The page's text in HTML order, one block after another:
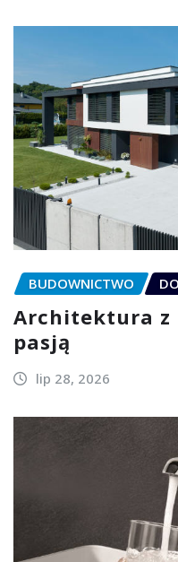
BUDOWNICTWO
Architektura z
pasją
lip 28, 2026